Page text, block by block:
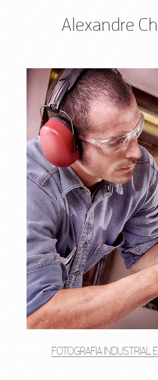
Alexandre
FOTOGRAFIA INDUSTRIAL